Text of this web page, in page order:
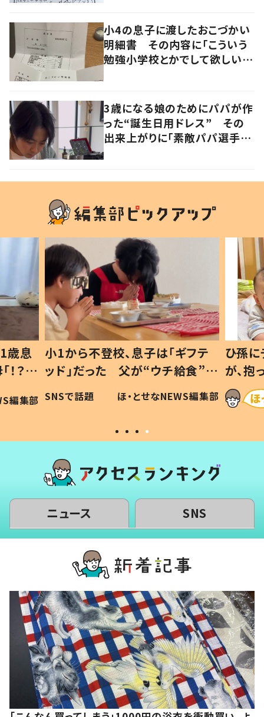
小4の息子に渡したおこづかい
明細書 その内容に「こういう
勉強小学校とかでして欲しい」
3歳になる娘のためにパパが作
った“誕生日用ドレス” その
出来上がりに「素敵パパ選手権
歳息
？」
編集部
小1から不登校、息子は「ギフテ
ッド」だった 父が“ウチ給食”を
作り続ける理由とは #令和の親
#令和の子
SNSで話題 ほ・とせなNEWS編集部
ひ孫
が、
「涙が
い」
ニュース SNS